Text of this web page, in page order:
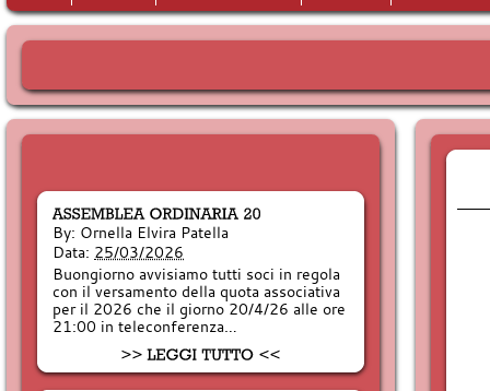
By: Ornella Elvira Patella
Data: 25/03/2026
Buongiorno avvisiamo tutti soci in regola
con il versamento della quota associativa
per il 2026 che il giorno 20/4/26 alle ore
21:00 in teleconferenza…